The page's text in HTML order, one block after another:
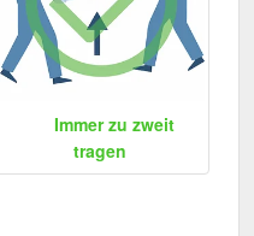
Immer zu zweit
tragen